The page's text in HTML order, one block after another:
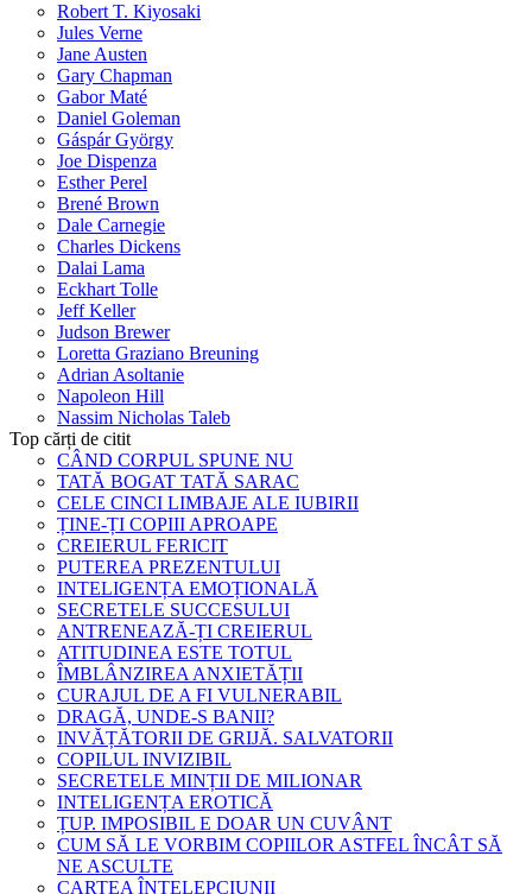
Robert T. Kiyosaki
Jules Verne
Jane Austen
Gary Chapman
Gabor Maté
Daniel Goleman
Gáspár György
Joe Dispenza
Esther Perel
Brené Brown
Dale Carnegie
Charles Dickens
Dalai Lama
Eckhart Tolle
Jeff Keller
Judson Brewer
Loretta Graziano Breuning
Adrian Asoltanie
Napoleon Hill
Nassim Nicholas Taleb
Top cărți de citit
CÂND CORPUL SPUNE NU
TATĂ BOGAT TATĂ SARAC
CELE CINCI LIMBAJE ALE IUBIRII
ȚINE-ȚI COPIII APROAPE
CREIERUL FERICIT
PUTEREA PREZENTULUI
INTELIGENȚA EMOȚIONALĂ
SECRETELE SUCCESULUI
ANTRENEAZĂ-ȚI CREIERUL
ATITUDINEA ESTE TOTUL
ÎMBLÂNZIREA ANXIETĂȚII
CURAJUL DE A FI VULNERABIL
DRAGĂ, UNDE-S BANII?
INVĂȚĂTORII DE GRIJĂ. SALVATORII
COPILUL INVIZIBIL
SECRETELE MINȚII DE MILIONAR
INTELIGENȚA EROTICĂ
ȚUP. IMPOSIBIL E DOAR UN CUVÂNT
CUM SĂ LE VORBIM COPIILOR ASTFEL ÎNCÂT SĂ
NE ASCULTE
CARTEA ÎNȚELEPCIUNII